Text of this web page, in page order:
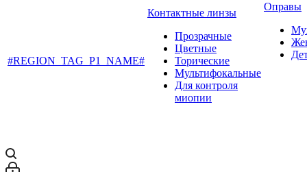
#REGION_TAG_P1_NAME#
Контактные линзы
Прозрачные
Цветные
Торические
Мультифокальные
Для контроля
миопии
Оправы